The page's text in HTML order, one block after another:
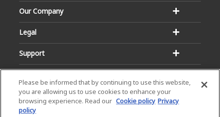
Our Company
Legal
Support
Please be informed that by continuing to use this website,
you are allowing us to use cookies to enhance your
browsing experience. Read our Cookie policy Privacy
policy